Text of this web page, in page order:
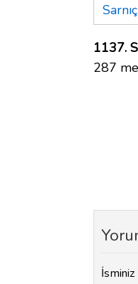
1137.
287
İsminiz